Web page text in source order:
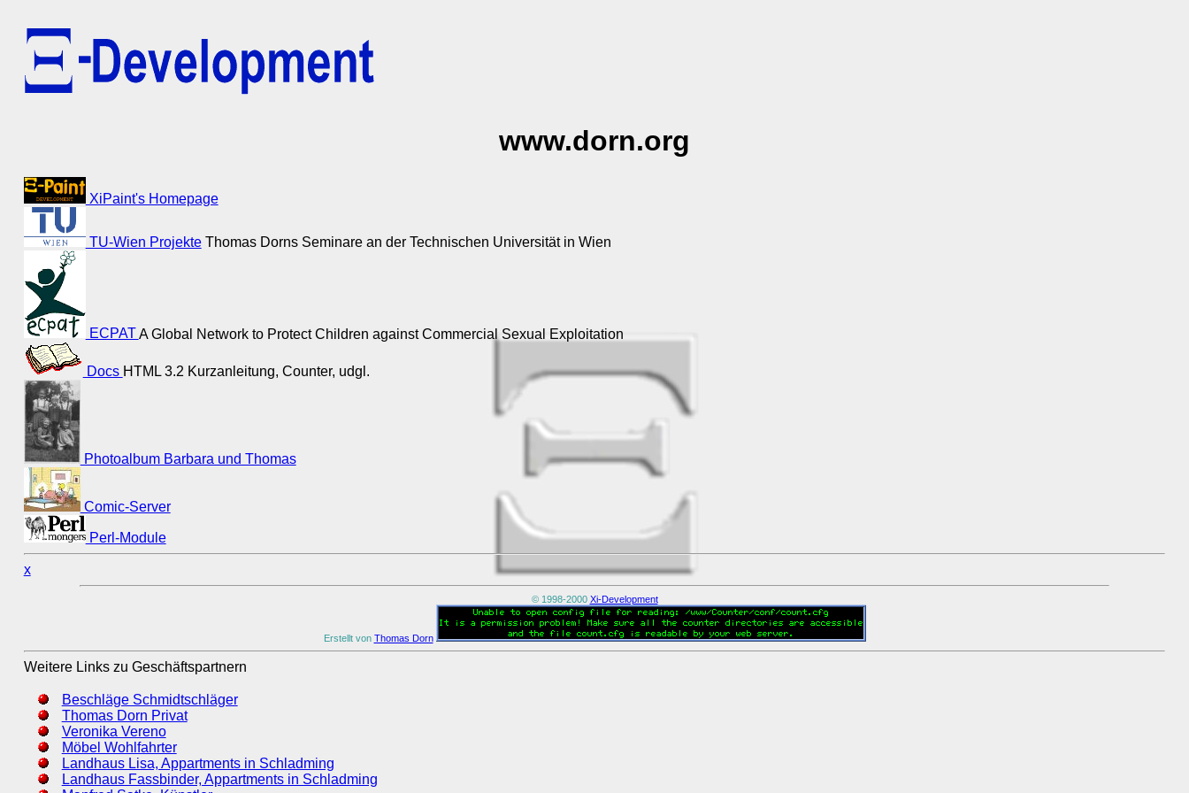
www.dorn.org
XiPaint's Homepage
TU-Wien ProjekteThomas Dorns Seminare an der Technischen Universität in Wien
ECPAT A Global Network to Protect Children against Commercial Sexual Exploitation
Docs HTML 3.2 Kurzanleitung, Counter, udgl.
Photoalbum Barbara und Thomas
Comic-Server
Perl-Module
x
© 1998-2000 Xi-Development
Erstellt von Thomas Dorn
Weitere Links zu Geschäftspartnern
Beschläge Schmidtschläger
Thomas Dorn Privat
Veronika Vereno
Möbel Wohlfahrter
Landhaus Lisa, Appartments in Schladming
Landhaus Fassbinder, Appartments in Schladming